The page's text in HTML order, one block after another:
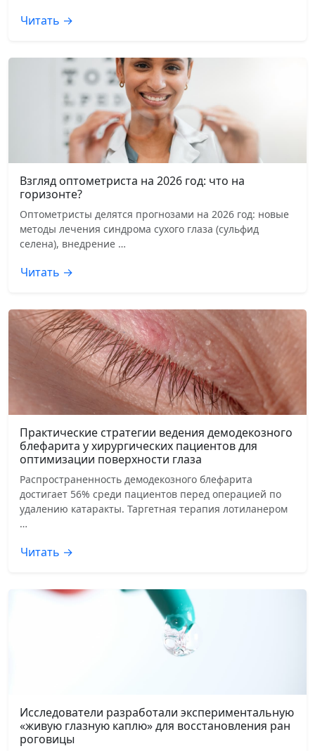
Читать →
Взгляд оптометриста на 2026 год: что на
горизонте?
Оптометристы делятся прогнозами на 2026 год: новые
методы лечения синдрома сухого глаза (сульфид
селена), внедрение …
Читать →
Практические стратегии ведения демодекозного
блефарита у хирургических пациентов для
оптимизации поверхности глаза
Распространенность демодекозного блефарита
достигает 56% среди пациентов перед операцией по
удалению катаракты. Таргетная терапия лотиланером
…
Читать →
Исследователи разработали экспериментальную
«живую глазную каплю» для восстановления ран
роговицы